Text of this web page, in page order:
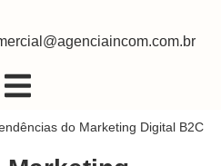
do Marketing Digital B2C